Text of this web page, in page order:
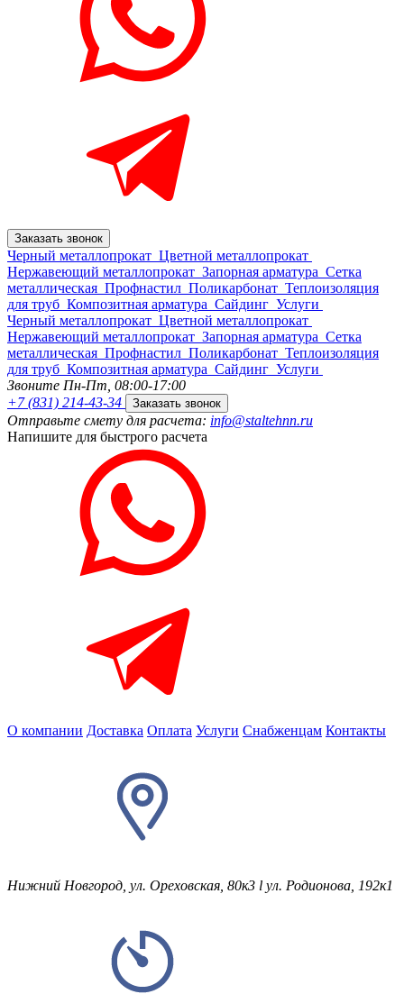
Заказать звонок
Черный металлопрокат Цветной металлопрокат
Нержавеющий металлопрокат Запорная арматура Сетка
металлическая Профнастил Поликарбонат Теплоизоляция
для труб Композитная арматура Сайдинг Услуги
Черный металлопрокат Цветной металлопрокат
Нержавеющий металлопрокат Запорная арматура Сетка
металлическая Профнастил Поликарбонат Теплоизоляция
для труб Композитная арматура Сайдинг Услуги
Звоните Пн-Пт, 08:00-17:00
+7 (831) 214-43-34
Заказать звонок
Отправьте смету для расчета: info@staltehnn.ru
Напишите для быстрого расчета
О компании Доставка Оплата Услуги Снабженцам Контакты
Нижний Новгород, ул. Ореховская, 80к3 l ул. Родионова, 192к1